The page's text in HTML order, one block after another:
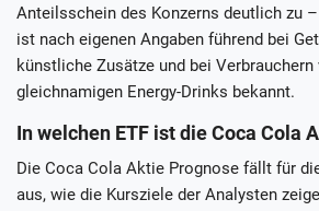
Anteilsschein des Konzerns deutlich zu
ist nach eigenen Angaben führend bei
künstliche Zusätze und bei
gleichnamigen Energy-Drinks bekannt.
In welchen ETF ist die Coca Cola
Die Coca Cola Aktie Prognose fällt für
aus, wie die Kursziele der Analysten